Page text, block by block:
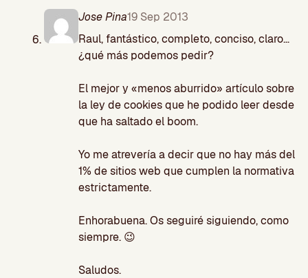
Jose Pina19 Sep 2013
Raul, fantástico, completo, conciso, claro…
¿qué más podemos pedir?
El mejor y «menos aburrido» artículo sobre
la ley de cookies que he podido leer desde
que ha saltado el boom.
Yo me atrevería a decir que no hay más del
1% de sitios web que cumplen la normativa
estrictamente.
Enhorabuena. Os seguiré siguiendo, como
siempre. 😉
Saludos.